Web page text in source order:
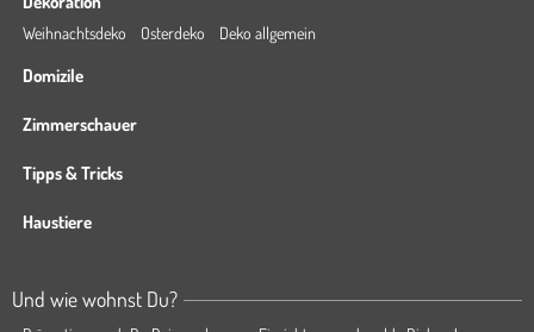
Weihnachtsdeko Osterdeko Deko allgemein
Domizile
Zimmerschauer
Tipps & Tricks
Haustiere
Und wie wohnst Du?